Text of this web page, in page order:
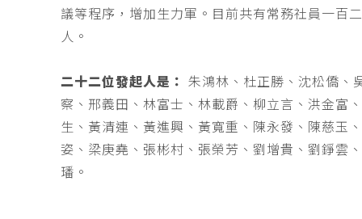
議等程序，增加生力軍。目前共有常務社員一百
人。
二十二位發起人是：
朱鴻林、杜正勝、沈松僑、
察、邢義田、林富士、林載爵、柳立言、洪金富
生、黃清連、黃進興、黃寬重、陳永發、陳慈玉
姿、梁庚堯、張彬村、張榮芳、劉增貴、劉錚雲
璠。